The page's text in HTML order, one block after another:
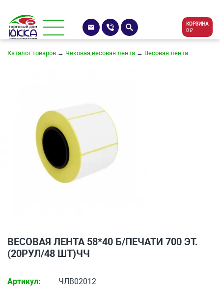
КОРЗИНА
0 ₽
Каталог товаров → Чековая,весовая лента → Весовая лента
ВЕСОВАЯ ЛЕНТА 58*40 Б/ПЕЧАТИ 700 ЭТ.
(20РУЛ/48 ШТ)ЧЧ
Артикул:
ЧЛВ02012